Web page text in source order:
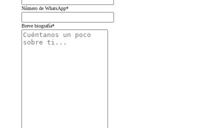
Número de WhatsApp*
Breve biografía*